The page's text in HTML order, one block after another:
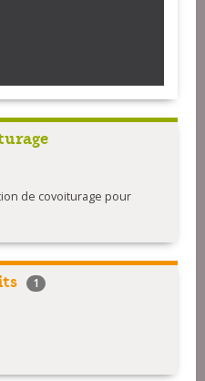
de covoiturage pour
1